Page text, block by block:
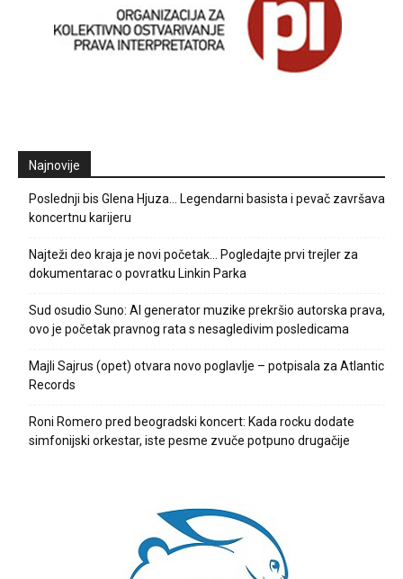
Najnovije
Poslednji bis Glena Hjuza… Legendarni basista i pevač završava
koncertnu karijeru
Najteži deo kraja je novi početak… Pogledajte prvi trejler za
dokumentarac o povratku Linkin Parka
Sud osudio Suno: AI generator muzike prekršio autorska prava,
ovo je početak pravnog rata s nesagledivim posledicama
Majli Sajrus (opet) otvara novo poglavlje – potpisala za Atlantic
Records
Roni Romero pred beogradski koncert: Kada rocku dodate
simfonijski orkestar, iste pesme zvuče potpuno drugačije